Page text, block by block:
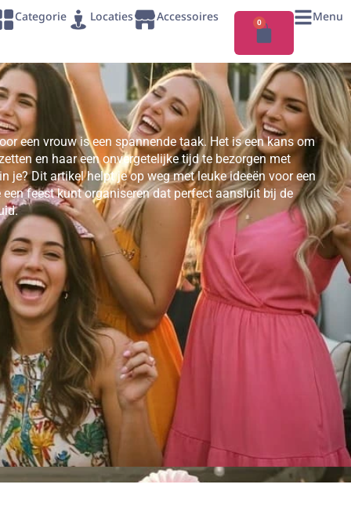
Categorie Locaties Accessoires 0 Menu
een vrouw is een spannende taak. Het is een kans om
en haar een onvergetelijke tijd te bezorgen met
je? Dit artikel helpt je op weg met leuke ideeën voor een
feest kunt organiseren dat perfect aansluit bij de